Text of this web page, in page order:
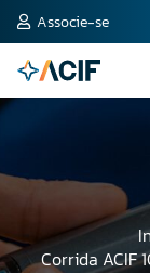
Associe-se
Corrida ACIF